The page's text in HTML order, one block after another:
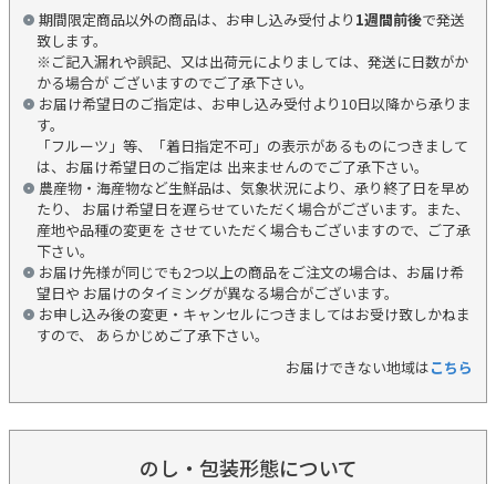
期間限定商品以外の商品は、お申し込み受付より 1週間前後で発送
致します。
※ご記入漏れや誤記、又は出荷元によりましては、発送に日数がか
かる場合が ございますのでご了承下さい。
お届け希望日のご指定は、お申し込み受付より10日以降から承りま
す。
「フルーツ」等、「着日指定不可」の表示があるものにつきまして
は、お届け希望日のご指定は 出来ませんのでご了承下さい。
農産物・海産物など生鮮品は、気象状況により、承り終了日を早め
たり、 お届け希望日を遅らせていただく場合がございます。また、
産地や品種の変更を させていただく場合もございますので、ご了承
下さい。
お届け先様が同じでも2つ以上の商品をご注文の場合は、お届け希
望日や お届けのタイミングが異なる場合がございます。
お申し込み後の変更・キャンセルにつきましてはお受け致しかねま
すので、 あらかじめご了承下さい。
お届けできない地域はこちら
のし・包装形態について